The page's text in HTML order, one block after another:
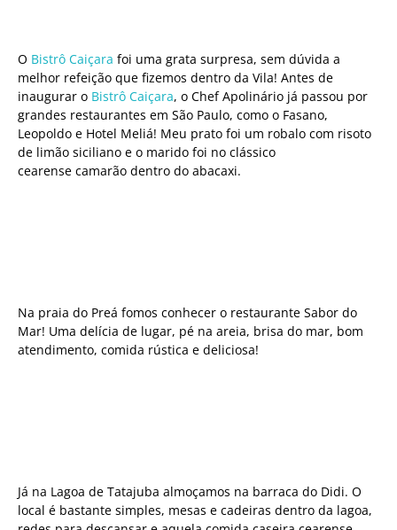
O Bistrô Caiçara foi uma grata surpresa, sem dúvida a
melhor refeição que fizemos dentro da Vila! Antes de
inaugurar o Bistrô Caiçara, o Chef Apolinário já passou por
grandes restaurantes em São Paulo, como o Fasano,
Leopoldo e Hotel Meliá! Meu prato foi um robalo com risoto
de limão siciliano e o marido foi no clássico
cearense camarão dentro do abacaxi.
Na praia do Preá fomos conhecer o restaurante Sabor do
Mar! Uma delícia de lugar, pé na areia, brisa do mar, bom
atendimento, comida rústica e deliciosa!
Já na Lagoa de Tatajuba almoçamos na barraca do Didi. O
local é bastante simples, mesas e cadeiras dentro da lagoa,